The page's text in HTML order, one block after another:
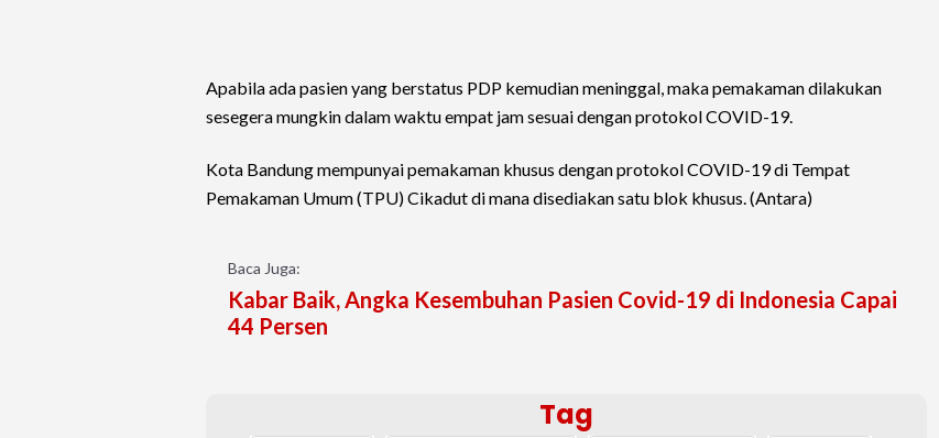
Apabila ada pasien yang berstatus PDP kemudian meninggal, maka pemakaman dilakukan
sesegera mungkin dalam waktu empat jam sesuai dengan protokol COVID-19.
Kota Bandung mempunyai pemakaman khusus dengan protokol COVID-19 di Tempat
Pemakaman Umum (TPU) Cikadut di mana disediakan satu blok khusus. (Antara)
Baca Juga:
Kabar Baik, Angka Kesembuhan Pasien Covid-19 di Indonesia Capai
44 Persen
Tag